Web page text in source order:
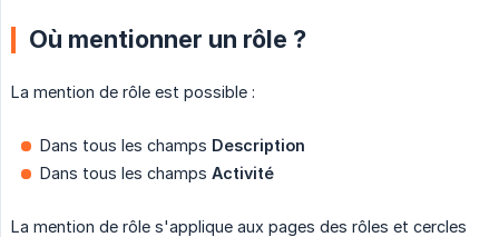
Où mentionner un rôle ?
La mention de rôle est possible :
Dans tous les champs Description
Dans tous les champs Activité
La mention de rôle s'applique aux pages des rôles et cercles